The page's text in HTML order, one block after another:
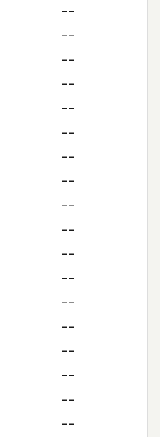
--
--
--
--
--
--
--
--
--
--
--
--
--
--
--
--
--
--